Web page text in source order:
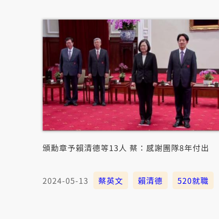
頒勳章予賴清德等13人 蔡：感謝團隊8年付出
2024-05-13 蔡英文 賴清德 520就職